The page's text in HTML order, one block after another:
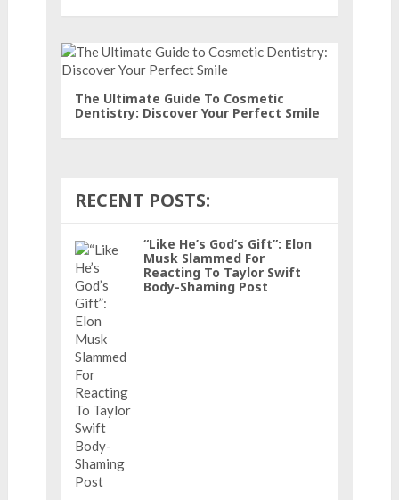
The Ultimate Guide To Cosmetic
Dentistry: Discover Your Perfect Smile
RECENT POSTS:
“Like He’s God’s Gift”: Elon
Musk Slammed For
Reacting To Taylor Swift
Body-Shaming Post